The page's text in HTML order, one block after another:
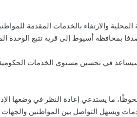
والارتقاء بالخدمات المقدمة
أسيوط إلى قرية تتبع الوحدة
في تحسين مستوى الخدمات الحكومية
ما يستدعي إعادة النظر في وضعها
ويسهل التواصل بين المواطنين والجهات